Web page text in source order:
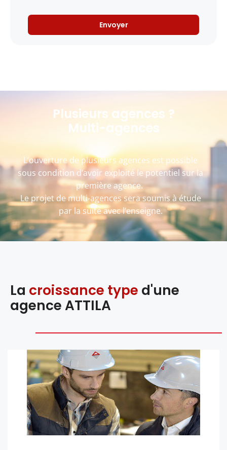
Envoyer
Plusieurs agences ?
Multi-agences
L’ouverture de plusieurs agences est possible
sous condition d’avoir exploité le potentiel sur la
première agence.
Le projet de multi-agences sera soumis à étude
par la suite avec l’enseigne.
La croissance type d'une
agence ATTILA